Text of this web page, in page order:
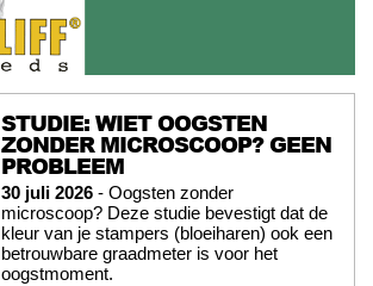
STUDIE: WIET OOGSTEN
ZONDER MICROSCOOP? GEEN
PROBLEEM
30 juli 2026 - Oogsten zonder
microscoop? Deze studie bevestigt dat de
kleur van je stampers (bloeiharen) ook een
betrouwbare graadmeter is voor het
oogstmoment.